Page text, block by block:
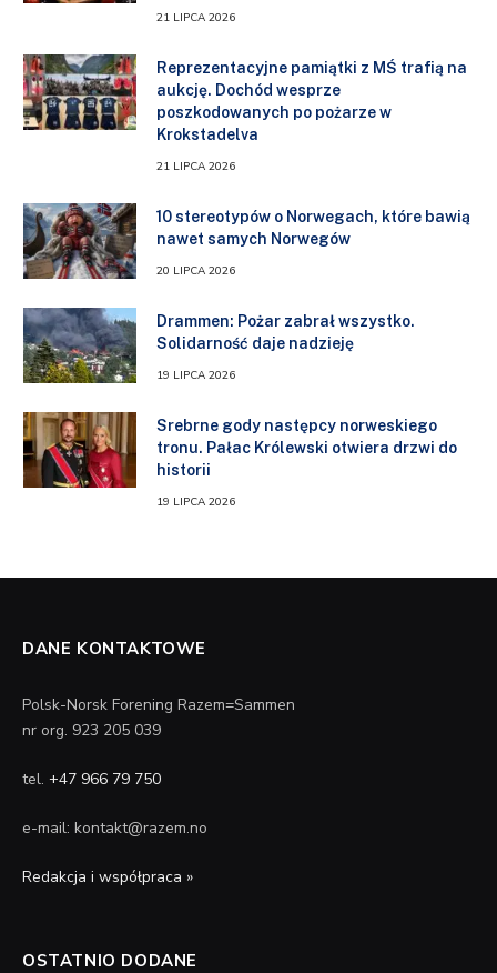
21 LIPCA 2026
Reprezentacyjne pamiątki z MŚ trafią na
aukcję. Dochód wesprze
poszkodowanych po pożarze w
Krokstadelva
21 LIPCA 2026
10 stereotypów o Norwegach, które bawią
nawet samych Norwegów
20 LIPCA 2026
Drammen: Pożar zabrał wszystko.
Solidarność daje nadzieję
19 LIPCA 2026
Srebrne gody następcy norweskiego
tronu. Pałac Królewski otwiera drzwi do
historii
19 LIPCA 2026
DANE KONTAKTOWE
Polsk-Norsk Forening Razem=Sammen
nr org. 923 205 039
tel. +47 966 79 750
e-mail: kontakt@razem.no
Redakcja i współpraca »
OSTATNIO DODANE